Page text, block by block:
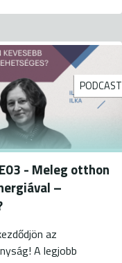
PODCAST
- Meleg otthon
–
az
A legjobb